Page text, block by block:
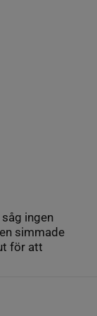
ingen
simmade
för att